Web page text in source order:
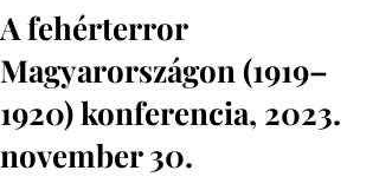
A fehérterror
Magyarországon (1919–
1920) konferencia, 2023.
november 30.